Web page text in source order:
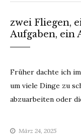
zwei Fliegen,
Aufgaben, ein
Früher dachte ich
um viele Dinge zu
abzuarbeiten oder
März 24, 2025